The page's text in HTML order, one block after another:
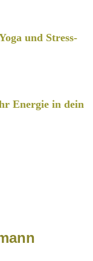
und Stress-
Energie in dein